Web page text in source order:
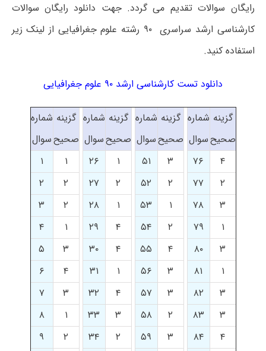
رایگان سوالات تقدیم می گردد. جهت دانلود رایگان سوالات
کارشناسی ارشد سراسری ۹۰ رشته علوم جغرافیایی از لینک زیر
استفاده کنید.
دانلود تست کارشناسی ارشد ۹۰ علوم جغرافیایی
گزینه
صحیح
شماره
سوال
گزینه
صحیح
شماره
سوال
گزینه
صحیح
شماره
سوال
گزینه
صحیح
شماره
سوال
۴
۷۶ ۳ ۵۱ ۱ ۲۶ ۱
۱
۲
۷۷ ۲ ۵۲ ۲ ۲۷ ۲
۲
۳
۷۸ ۱ ۵۳ ۱ ۲۸ ۲
۳
۱
۷۹ ۲ ۵۴ ۴ ۲۹ ۱
۴
۳
۸۰ ۴ ۵۵ ۴ ۳۰ ۳
۵
۱
۸۱ ۳ ۵۶ ۱ ۳۱ ۴
۶
۳
۸۲ ۳ ۵۷ ۴ ۳۲ ۳
۷
۳
۸۳ ۲ ۵۸ ۳ ۳۳ ۱
۸
۴
۸۴ ۳ ۵۹ ۲ ۳۴ ۲
۹